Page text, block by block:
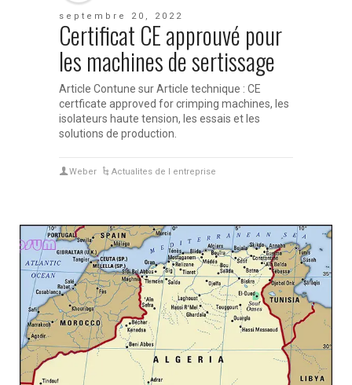
septembre 20, 2022
Certificat CE approuvé pour
les machines de sertissage
Article Contune sur Article technique : CE
certficate approved for crimping machines, les
isolateurs haute tension, les essais et les
solutions de production.
Weber Actualites de l entreprise